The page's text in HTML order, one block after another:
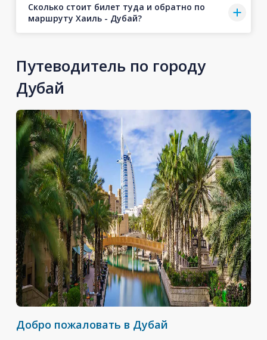
Сколько стоит билет туда и обратно по
маршруту Хаиль - Дубай?
Путеводитель по городу
Дубай
Добро пожаловать в Дубай